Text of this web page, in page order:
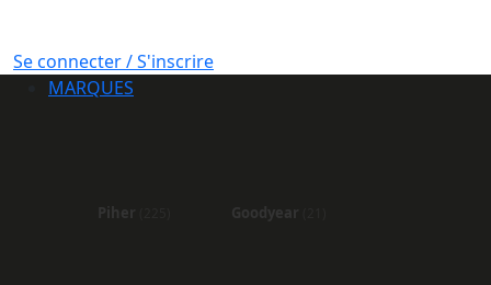
Se connecter / S'inscrire
MARQUES
Piher Goodyear